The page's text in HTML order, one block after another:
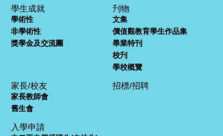
學生成就
學術性
非學術性
獎學金及交流團
刋物
文集
價值觀教育學生作品集
畢業特刊
校刋
學校概覽
家長/校友
家長教師會
舊生會
招標/招聘
入學申請